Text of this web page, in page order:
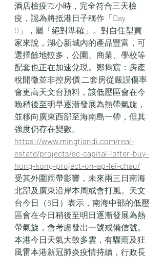
酒店檢疫72小時，完全符合三天檢
疫，認為將抵港日子稱作「Day
0」，屬「絕對準確」。對自住型買
家來說，湖心新城內的產品豐富，可
選擇餘地較多，公園、商業、學校等
配套也正在加速兌現。鄭雋宸：房產
稅開徵並非控房價 二套房從嚴誤傷率
會更高天文台預料，該低壓區會在今
晚稍後至明早逐漸發展為熱帶氣旋，
並移向廣東西部至海南島一帶，但其
強度仍存在變數。
https://www.mingtiandi.com/real-
estate/projects/sc-capital-lofter-buy-
hong-kong-project-on-ap-lei-chau/
受其外圍雨帶影響，未來兩三日南海
北部及廣東沿岸本周或會打風。天文
台今日（8日）表示，南海中部的低壓
區會在今日稍後至明日逐漸發展為熱
帶氣旋，會考慮發出一號戒備信號。
本港今日天氣大致多雲，有驟雨及狂
風雷本港新冠肺炎疫情持續，行政長